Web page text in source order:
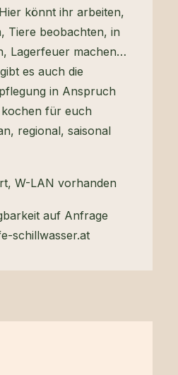
könnt ihr arbeiten,
Tiere beobachten, in
Lagerfeuer machen…
es auch die
in Anspruch
für euch
regional, saisonal
W-LAN vorhanden
auf Anfrage
schillwasser.at